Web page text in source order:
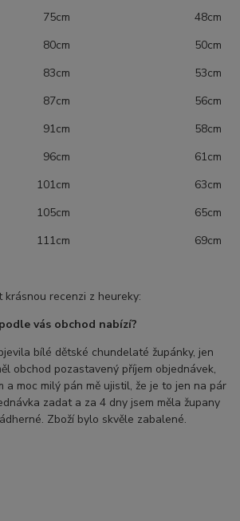
48cm
50cm
53cm
56cm
58cm
61cm
63cm
65cm
69cm
krásnou recenzi z heureky:
vás obchod nabízí?
bílé dětské chundelaté župánky, jen
obchod pozastavený příjem objednávek,
a moc milý pán mě ujistil, že je to jen na pár
zadat a za 4 dny jsem měla župany
Zboží bylo skvěle zabalené.